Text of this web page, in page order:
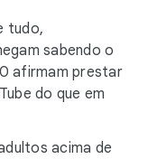
tudo,
sabendo o
afirmam prestar
do que em
acima de